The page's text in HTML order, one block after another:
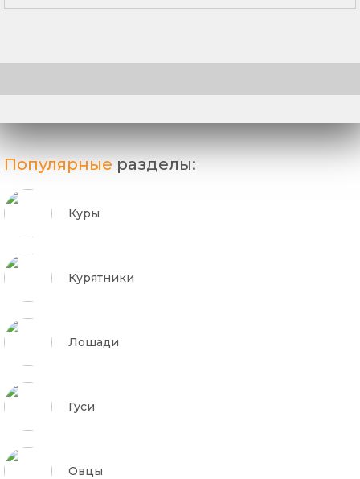
Популярные разделы:
Куры
Курятники
Лошади
Гуси
Овцы